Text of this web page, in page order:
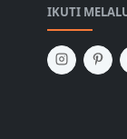
IKUTI